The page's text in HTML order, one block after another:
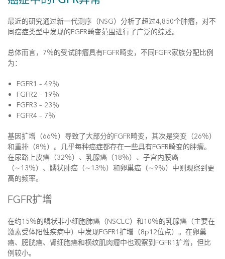
最近的研究通过新一代测序（NSG）分析了超过4,850个肿瘤，对不
同癌症类型中发现的FGFR畸变范围进行了广泛的综述。
总体而言，7％的受试肿瘤具有FGFR畸变，不同FGFR家族分配比例
为：
FGFR1 – 49％
FGFR2 – 19％
FGFR3 – 23％
FGFR4 – 7％
基因扩增（66％）导致了大部分的FGFR畸变，其次是突变（26％）
和重排（8％）。几乎每种癌症都存在一些具有FGFR畸变的肿瘤。
在尿路上皮癌（32％）、乳腺癌（18％）、子宫内膜癌
（∼13％）、鳞状肺癌（∼13％）和卵巢癌（∼9％）中则观察到更
高的频率。
FGFR扩增
在约15％的鳞状非小细胞肺癌（NSCLC）和10％的乳腺癌（主要在
激素受体阳性疾病中）中发现FGFR1扩增（8p12位点）。在卵巢
癌、膀胱癌、肾细胞癌和横纹肌肉瘤中也观察到FGFR1扩增，但比
例较小。